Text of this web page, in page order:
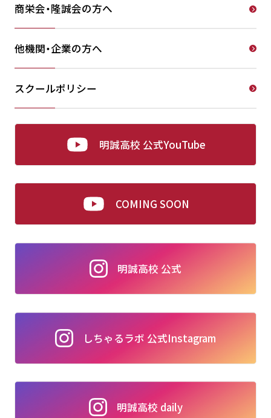
商栄会・隆誠会の方へ
他機関・企業の方へ
スクールポリシー
明誠高校 公式YouTube
COMING SOON
明誠高校 公式
しちゃるラボ 公式Instagram
明誠高校 daily